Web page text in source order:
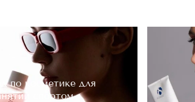
по косметике для
спортом